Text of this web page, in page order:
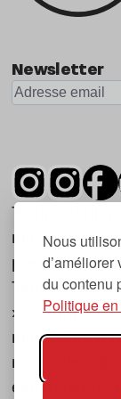
Nous
du contenu
Politique
Newsletter
Tsugi est un
musique et
première
Tsugi en
», ce qui
magazine, à
musicales,
électronique,